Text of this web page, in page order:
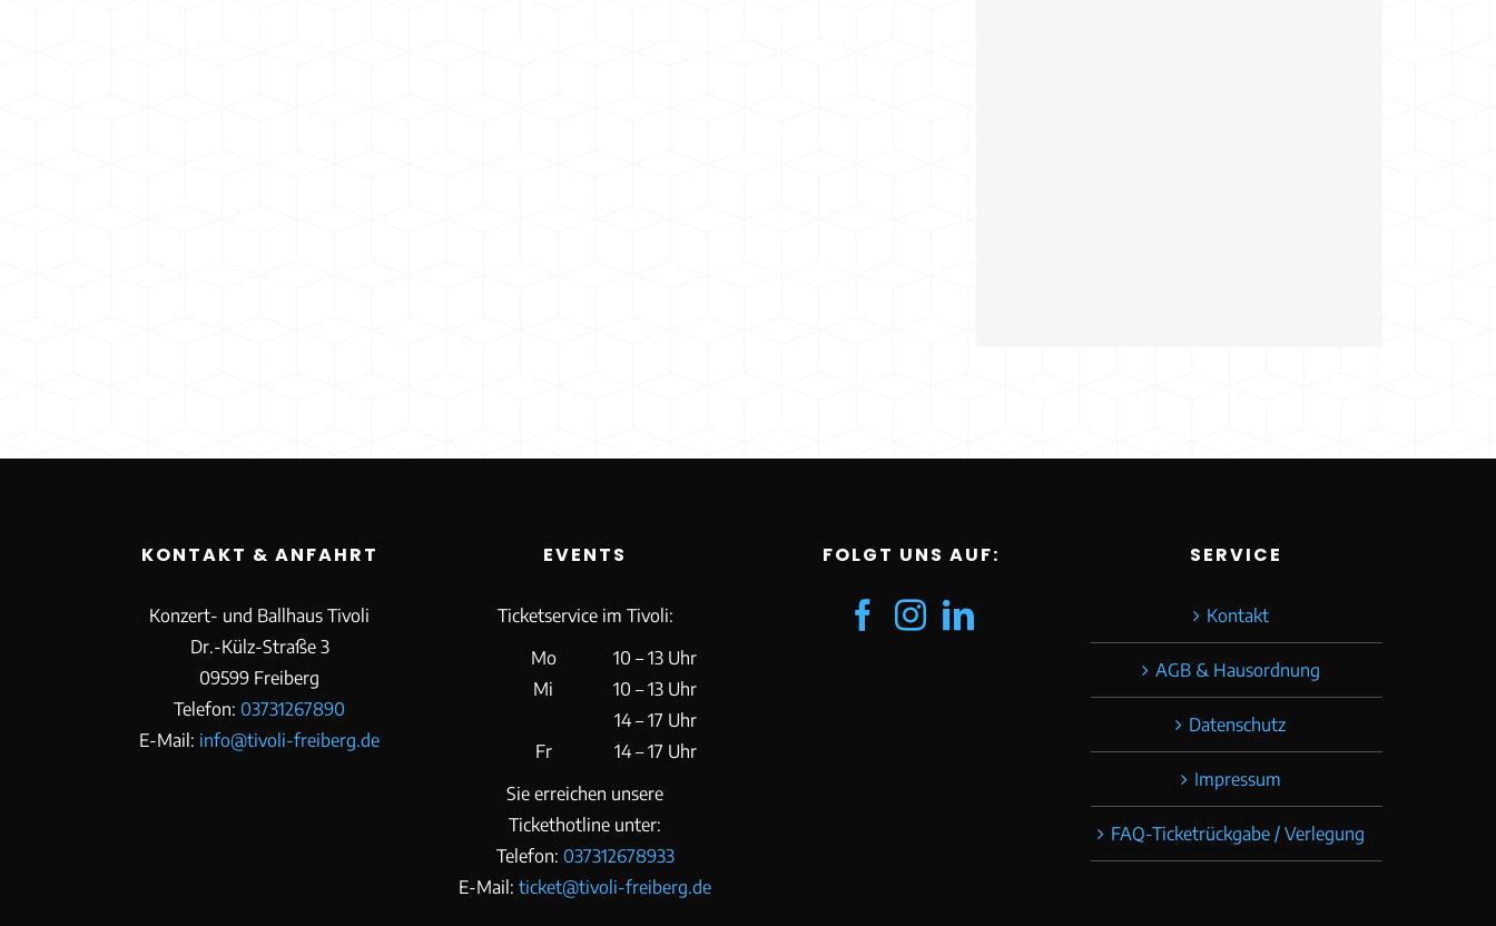
KONTAKT & ANFAHRT
Konzert- und Ballhaus Tivoli
Dr.-Külz-Straße 3
09599 Freiberg
Telefon: 03731267890
E-Mail: info@tivoli-freiberg.de
EVENTS
Ticketservice im Tivoli:
Mo
10 – 13 Uhr
Mi
10 – 13 Uhr
14 – 17 Uhr
Fr
14 – 17 Uhr
Sie erreichen unsere
Tickethotline unter:
Telefon: 037312678933
E-Mail:ticket@tivoli-freiberg.de
FOLGT UNS AUF: SERVICE
Kontakt
AGB & Hausordnung
Datenschutz
Impressum
FAQ-Ticketrückgabe / Verlegung